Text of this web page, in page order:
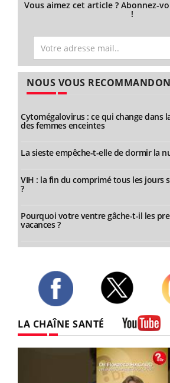
Vous aimez cet article ? Abonnez-
!
NOUS VOUS
Cytomégalovirus : ce qui change dans
des femmes enceintes
La sieste empêche-t-elle de dormir la
VIH : la fin du comprimé tous les jours
?
Pourquoi votre ventre gâche-t-il les
vacances ?
LA CHAÎNE SANTÉ